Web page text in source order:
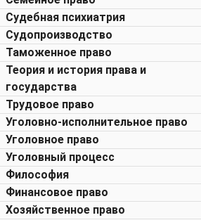
Судебная психиатрия
Судопроизводство
Таможенное право
Теория и история права и
государства
Трудовое право
Уголовно-исполнительное право
Уголовное право
Уголовный процесс
Философия
Финансовое право
Хозяйственное право